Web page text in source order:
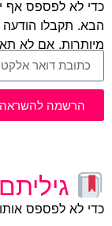
כדי לא לפספס אף
הבא. תקבלו הודעה
מיותרות. אם לא
הרשמה להשראה
כדי לא לפספס